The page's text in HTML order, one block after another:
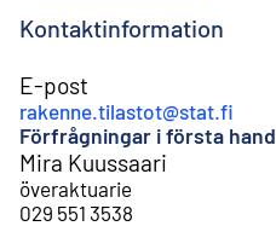
Kontaktinformation
E-post
rakenne.tilastot@stat.fi
Förfrågningar i första hand
Mira Kuussaari
överaktuarie
029 551 3538